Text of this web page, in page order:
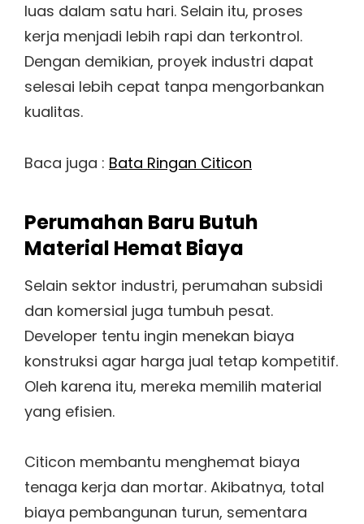
luas dalam satu hari. Selain itu, proses
kerja menjadi lebih rapi dan terkontrol.
Dengan demikian, proyek industri dapat
selesai lebih cepat tanpa mengorbankan
kualitas.
Baca juga : Bata Ringan Citicon
Perumahan Baru Butuh
Material Hemat Biaya
Selain sektor industri, perumahan subsidi
dan komersial juga tumbuh pesat.
Developer tentu ingin menekan biaya
konstruksi agar harga jual tetap kompetitif.
Oleh karena itu, mereka memilih material
yang efisien.
Citicon membantu menghemat biaya
tenaga kerja dan mortar. Akibatnya, total
biaya pembangunan turun, sementara